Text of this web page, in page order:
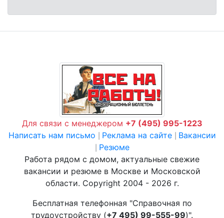
Для связи с менеджером +7 (495) 995-1223
Написать нам письмо
Реклама на сайте Вакансии
Резюме
Работа рядом с домом, актуальные свежие
вакансии и резюме в Москве и Московской
области. Copyright 2004 - 2026 г.
Бесплатная телефонная "Справочная по
трудоустройству (+7 495) 99-555-99)".